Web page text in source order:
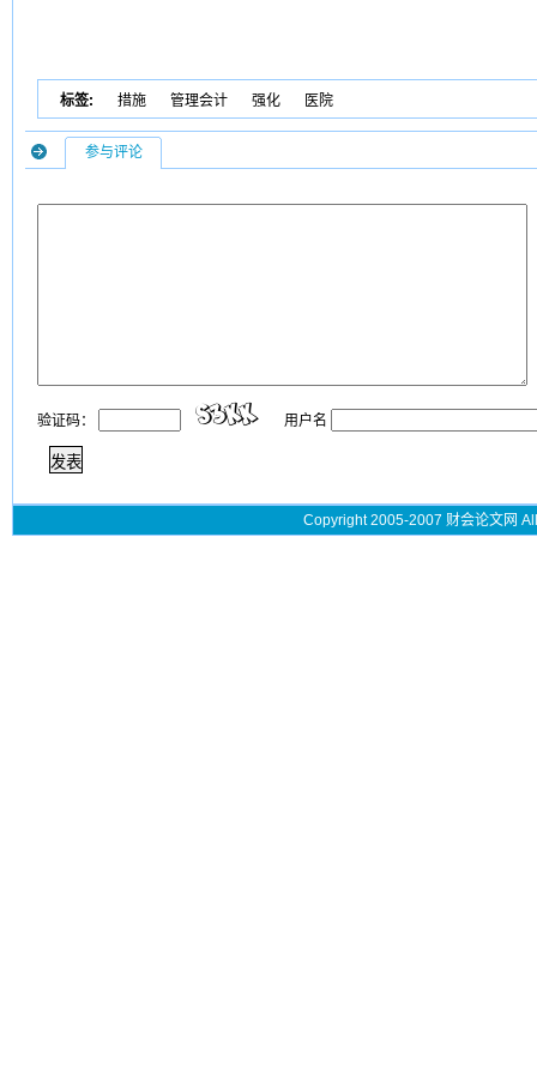
标签: 措施 管理会计 强化 医院
参与评论
验证码： 用户名
Copyright 2005-2007 财会论文网